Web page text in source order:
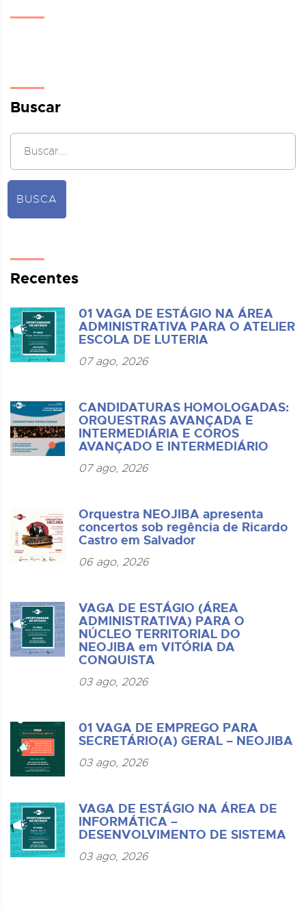
Buscar
BUSCA
Recentes
01 VAGA DE ESTÁGIO NA ÁREA
ADMINISTRATIVA PARA O ATELIER
ESCOLA DE LUTERIA
07 ago, 2026
CANDIDATURAS HOMOLOGADAS:
ORQUESTRAS AVANÇADA E
INTERMEDIÁRIA E COROS
AVANÇADO E INTERMEDIÁRIO
07 ago, 2026
Orquestra NEOJIBA apresenta
concertos sob regência de Ricardo
Castro em Salvador
06 ago, 2026
VAGA DE ESTÁGIO (ÁREA
ADMINISTRATIVA) PARA O
NÚCLEO TERRITORIAL DO
NEOJIBA em VITÓRIA DA
CONQUISTA
03 ago, 2026
01 VAGA DE EMPREGO PARA
SECRETÁRIO(A) GERAL – NEOJIBA
03 ago, 2026
VAGA DE ESTÁGIO NA ÁREA DE
INFORMÁTICA –
DESENVOLVIMENTO DE SISTEMA
03 ago, 2026